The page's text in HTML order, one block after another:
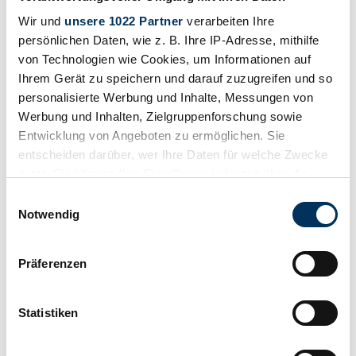
Wir und unsere 1022 Partner verarbeiten Ihre
persönlichen Daten, wie z. B. Ihre IP-Adresse, mithilfe
von Technologien wie Cookies, um Informationen auf
Ihrem Gerät zu speichern und darauf zuzugreifen und so
personalisierte Werbung und Inhalte, Messungen von
Werbung und Inhalten, Zielgruppenforschung sowie
Entwicklung von Angeboten zu ermöglichen. Sie
entscheiden darüber, wer Ihre Daten für welche Zwecke
Trigger Symbol ändern oder widerrufen
Informationen über Ihre geografische Lage
können
bestimmten Merkmalen (Fingerprinting) identifizieren
Notwendig
Präferenzen
Statistiken
Dealer